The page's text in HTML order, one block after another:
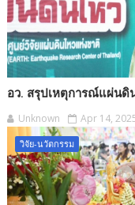
อว. สรุปเหตุการณ์แผ่นดิ
Unknown Apr 14,
วิจัย-นวัตกรรม